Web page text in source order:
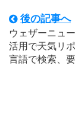
後の記事へ
ウェザーニュ
活用で天気リ
言語で検索、